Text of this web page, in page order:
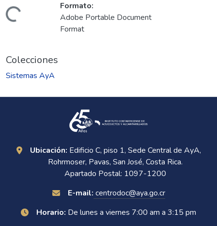
Cargando...
Formato:
Adobe Portable Document
Format
Colecciones
Sistemas AyA
Ubicación: Edificio C, piso 1, Sede Central de AyA,
Rohrmoser, Pavas, San José, Costa Rica.
Apartado Postal: 1097-1200
E-mail: centrodoc@aya.go.cr
Horario: De lunes a viernes 7:00 am a 3:15 pm